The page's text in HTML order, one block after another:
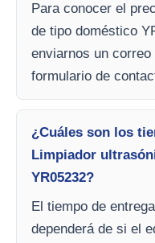
Para conocer el
de tipo doméstico
enviarnos un
formulario de
¿Cuáles son los
Limpiador
YR05232?
El tiempo de
dependerá de si el